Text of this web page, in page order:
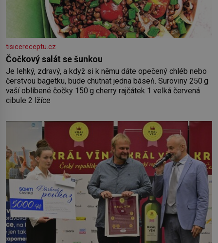
tisicereceptu.cz
Čočkový salát se šunkou
Je lehký, zdravý, a když si k němu dáte opečený chléb nebo
čerstvou bagetku, bude chutnat jedna báseň. Suroviny 250 g
vaší oblíbené čočky 150 g cherry rajčátek 1 velká červená
cibule 2 lžíce